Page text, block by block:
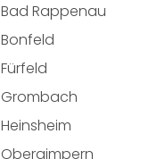
Rappenau